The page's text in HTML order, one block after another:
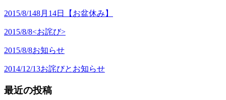
2015/8/148月14日【お盆休み】
2015/8/8<お詫び>
2015/8/8お知らせ
2014/12/13お詫びとお知らせ
最近の投稿